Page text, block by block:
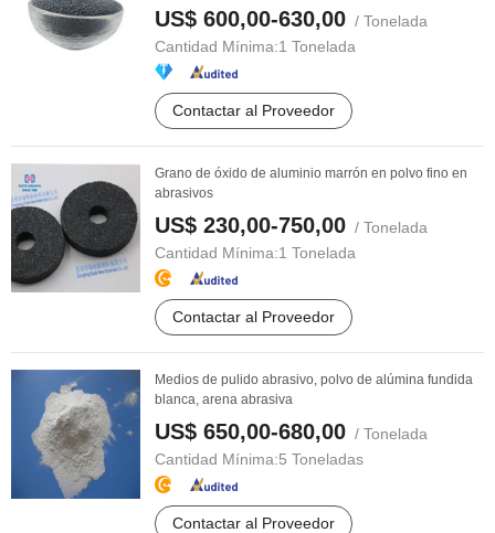
US$ 600,00-630,00 / Tonelada
Cantidad Mínima:1 Tonelada
Contactar al Proveedor
Grano de óxido de aluminio marrón en polvo fino en
abrasivos
US$ 230,00-750,00 / Tonelada
Cantidad Mínima:1 Tonelada
Contactar al Proveedor
Medios de pulido abrasivo, polvo de alúmina fundida
blanca, arena abrasiva
US$ 650,00-680,00 / Tonelada
Cantidad Mínima:5 Toneladas
Contactar al Proveedor